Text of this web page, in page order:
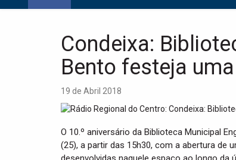
Condeixa:
Bento festeja
19 de Abril 2018
O 10.º aniversário da Biblioteca Municipal
(25), a partir das 15h30, com a abertura de